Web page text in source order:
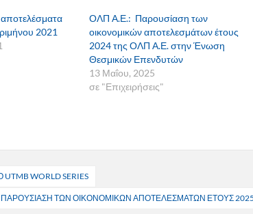
2021
ΟΛΠ Α.Ε.: Παρουσίαση των
οικονομικών αποτελεσμάτων έτους
2024 της ΟΛΠ Α.Ε. στην Ένωση
Θεσμικών Επενδυτών
13 Μαΐου, 2025
σε "Επιχειρήσεις"
WORLD SERIES
ΤΩΝ ΟΙΚΟΝΟΜΙΚΩΝ ΑΠΟΤΕΛΕΣΜΑΤΩΝ ΕΤΟΥΣ